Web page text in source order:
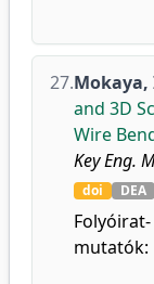
27.Mokaya,
and 3D
Wire
Key Eng.
doi DEA
Folyóirat-
mutatók: